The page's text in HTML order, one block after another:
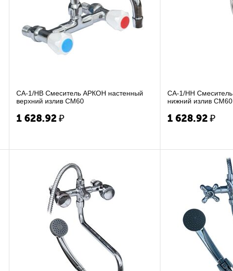
СА-1/НВ Смеситель АРКОН настенный
верхний излив СМ60
1 628.92 ₽
СА-1/НН Смеситель АРКОН настенный
нижний излив СМ60
1 628.92 ₽